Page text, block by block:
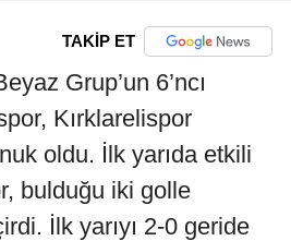
TAKİP ET
Grup’un 6’ncı
Kırklarelispor
oldu. İlk yarıda etkili
bulduğu iki golle
İlk yarıyı 2-0 geride